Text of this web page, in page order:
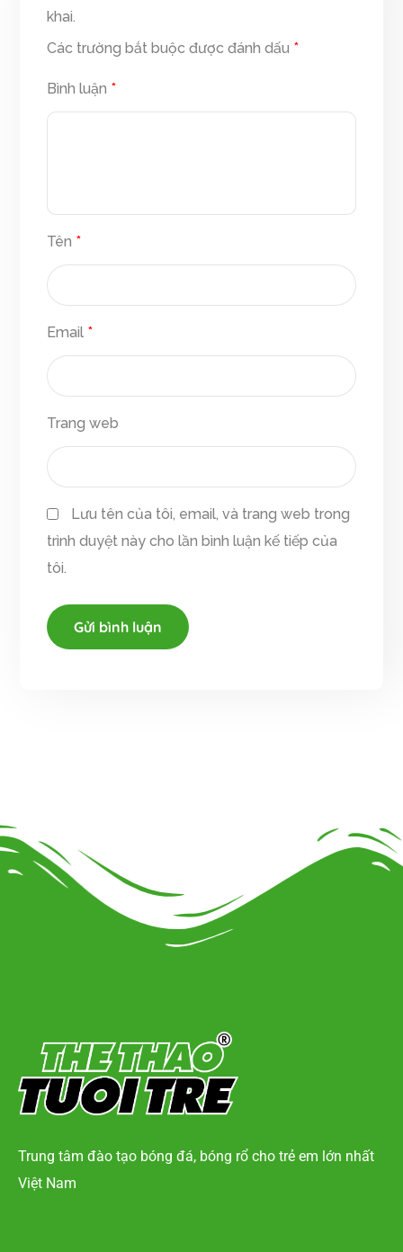
khai.
Các trường bắt buộc được đánh dấu *
Bình luận *
Tên *
Email *
Trang web
Lưu tên của tôi, email, và trang web trong
trình duyệt này cho lần bình luận kế tiếp của
tôi.
Trung tâm đào tạo bóng đá, bóng rổ cho trẻ em lớn nhất
Việt Nam